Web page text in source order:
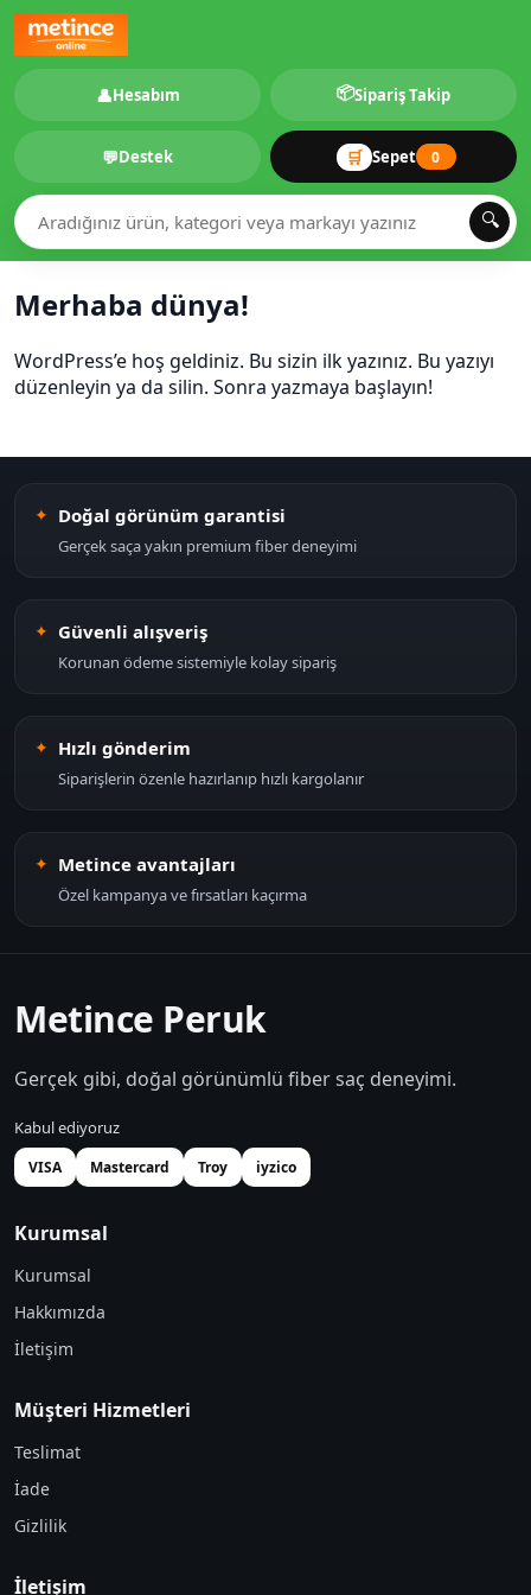
🔍
👤Hesabım 📦Sipariş Takip
💬Destek 🛒 Sepet 0
Merhaba dünya!
WordPress’e hoş geldiniz. Bu sizin ilk yazınız. Bu yazıyı
düzenleyin ya da silin. Sonra yazmaya başlayın!
Doğal görünüm garantisi
Gerçek saça yakın premium fiber deneyimi
Güvenli alışveriş
Korunan ödeme sistemiyle kolay sipariş
Hızlı gönderim
Siparişlerin özenle hazırlanıp hızlı kargolanır
Metince avantajları
Özel kampanya ve fırsatları kaçırma
Metince Peruk
Gerçek gibi, doğal görünümlü fiber saç deneyimi.
Kabul ediyoruz
VISA Mastercard Troy iyzico
Kurumsal
Kurumsal
Hakkımızda
İletişim
Müşteri Hizmetleri
Teslimat
İade
Gizlilik
İletişim